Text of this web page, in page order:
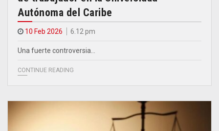
Autónoma del Caribe
10 Feb 2026 6.12 pm
Una fuerte controversia…
CONTINUE READING